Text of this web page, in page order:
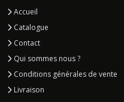
Accueil
Catalogue
Contact
Qui sommes nous ?
Conditions générales de vente
Livraison